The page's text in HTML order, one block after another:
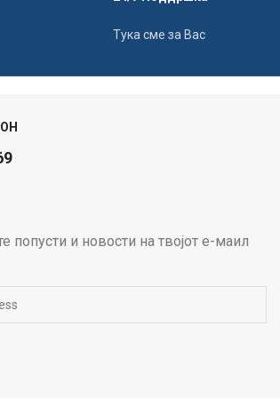
Тука сме за Вас
попусти и новости на твојот е-маил